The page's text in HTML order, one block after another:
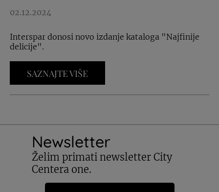
02.12.2024
Interspar donosi novo izdanje kataloga "Najfinije
delicije".
SAZNAJTE VIŠE
Newsletter
Želim primati newsletter City
Centera one.